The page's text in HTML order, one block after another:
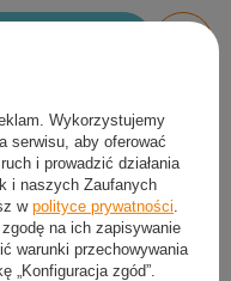
Wykorzystujemy
serwisu, aby oferować
i prowadzić działania
i naszych Zaufanych
w polityce prywatności
na ich zapisywanie
warunki przechowywania
„Konfiguracja zgód”.